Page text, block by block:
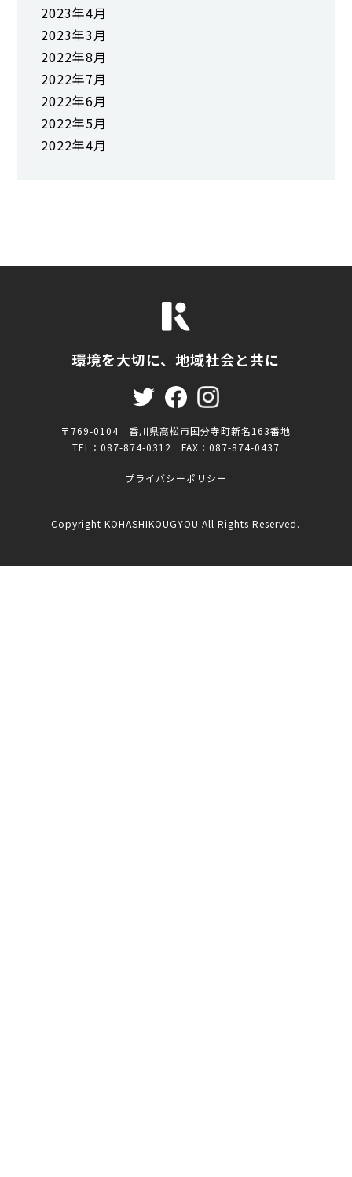
2023年4月
2023年3月
2022年8月
2022年7月
2022年6月
2022年5月
2022年4月
環境を大切に、地域社会と共に
〒769-0104 香川県高松市国分寺町新名163番地
TEL：087-874-0312 FAX：087-874-0437
プライバシーポリシー
Copyright KOHASHIKOUGYOU All Rights Reserved.